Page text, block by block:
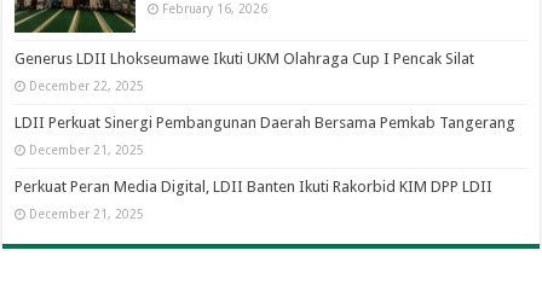
February 16, 2026
Generus LDII Lhokseumawe Ikuti UKM Olahraga Cup I Pencak Silat
December 22, 2025
LDII Perkuat Sinergi Pembangunan Daerah Bersama Pemkab Tangerang
December 21, 2025
Perkuat Peran Media Digital, LDII Banten Ikuti Rakorbid KIM DPP LDII
December 21, 2025